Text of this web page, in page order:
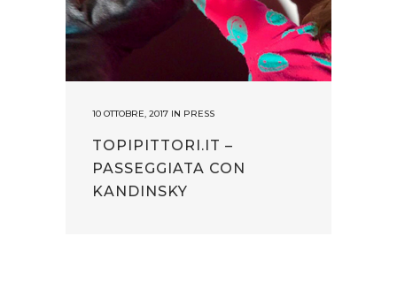
10 OTTOBRE, 2017 IN PRESS
TOPIPITTORI.IT –
PASSEGGIATA CON
KANDINSKY